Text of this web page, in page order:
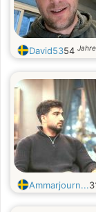
David5354
Ammarjourn...